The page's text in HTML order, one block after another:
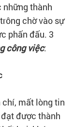
thành
chờ vào sự
phấn đấu. 3
công việc:
mất lòng tin
được thành